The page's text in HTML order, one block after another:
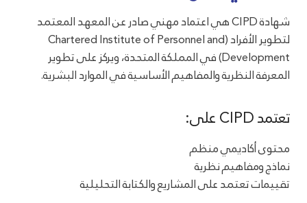
شهادة CIPD هي اعتماد مهني صادر عن المعهد المعتمد
لتطوير الأفراد (Chartered Institute of Personnel and
Development) في المملكة المتحدة، ويركز على تطوير
المعرفة النظرية والمفاهيم الأساسية في الموارد البشرية.
تعتمد CIPD على:
محتوى أكاديمي منظم
نماذج ومفاهيم نظرية
تقييمات تعتمد على المشاريع والكتابة التحليلية